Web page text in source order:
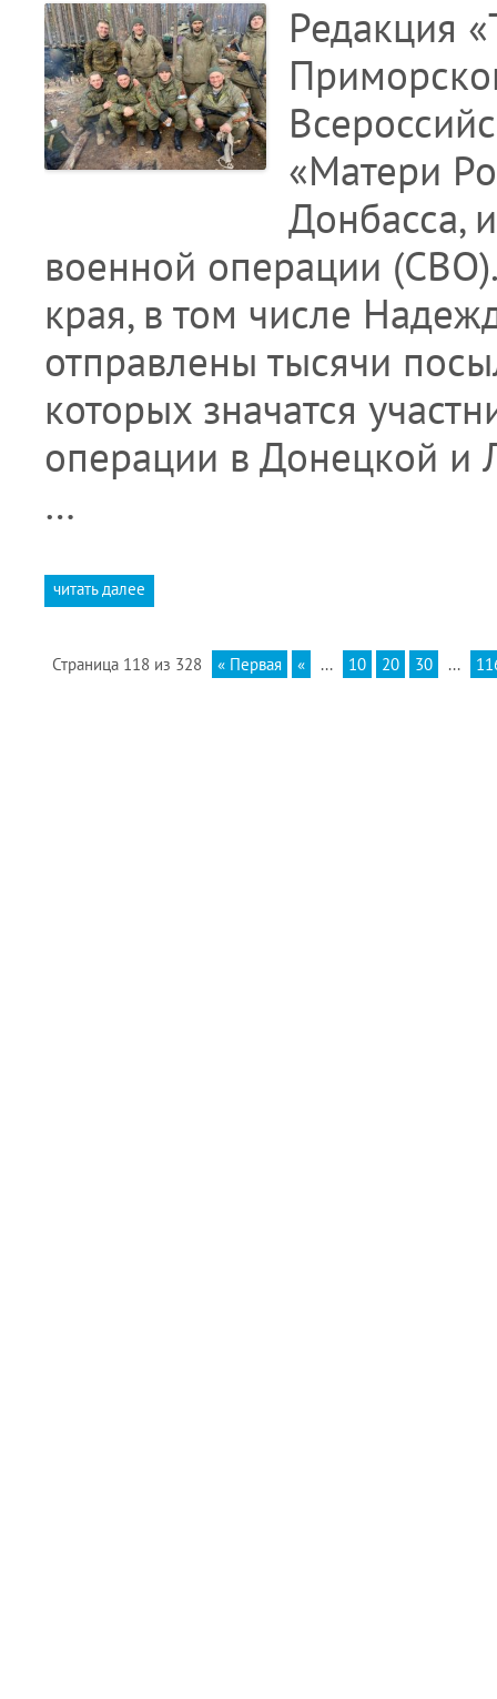
Редакция
«Матери
Донбасса,
военной операции
края, в том числе
отправлены тысячи
которых значатся
операции в Донецкой и
…
читать далее
Страница 118 из 328 « Первая « ... 10 20 30 ...